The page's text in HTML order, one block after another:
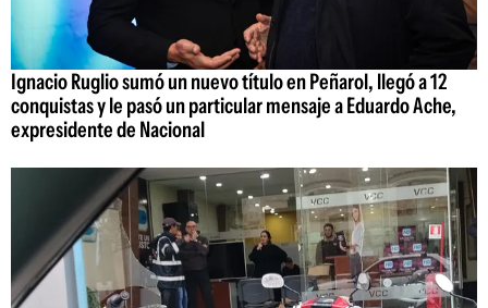
Ignacio Ruglio sumó un nuevo título en Peñarol, llegó a 12
conquistas y le pasó un particular mensaje a Eduardo Ache,
expresidente de Nacional